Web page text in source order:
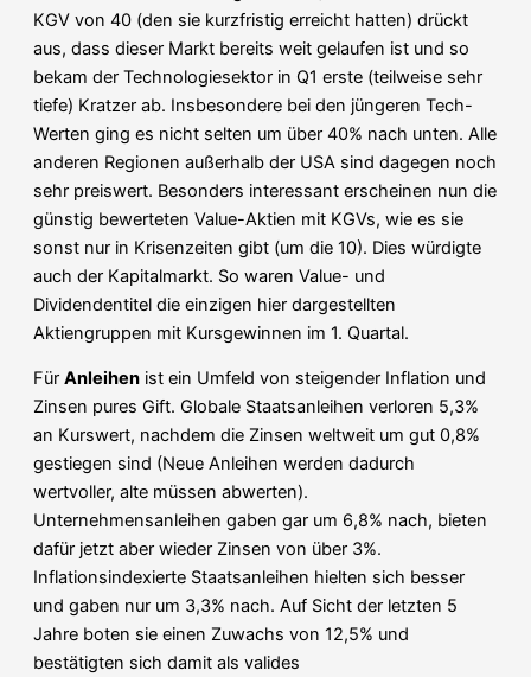
KGV von 40 (den sie kurzfristig erreicht hatten) drückt
aus, dass dieser Markt bereits weit gelaufen ist und so
bekam der Technologiesektor in Q1 erste (teilweise sehr
tiefe) Kratzer ab. Insbesondere bei den jüngeren Tech-
Werten ging es nicht selten um über 40% nach unten. Alle
anderen Regionen außerhalb der USA sind dagegen noch
sehr preiswert. Besonders interessant erscheinen nun die
günstig bewerteten Value-Aktien mit KGVs, wie es sie
sonst nur in Krisenzeiten gibt (um die 10). Dies würdigte
auch der Kapitalmarkt. So waren Value- und
Dividendentitel die einzigen hier dargestellten
Aktiengruppen mit Kursgewinnen im 1. Quartal.
Für Anleihen ist ein Umfeld von steigender Inflation und
Zinsen pures Gift. Globale Staatsanleihen verloren 5,3%
an Kurswert, nachdem die Zinsen weltweit um gut 0,8%
gestiegen sind (Neue Anleihen werden dadurch
wertvoller, alte müssen abwerten).
Unternehmensanleihen gaben gar um 6,8% nach, bieten
dafür jetzt aber wieder Zinsen von über 3%.
Inflationsindexierte Staatsanleihen hielten sich besser
und gaben nur um 3,3% nach. Auf Sicht der letzten 5
Jahre boten sie einen Zuwachs von 12,5% und
bestätigten sich damit als valides